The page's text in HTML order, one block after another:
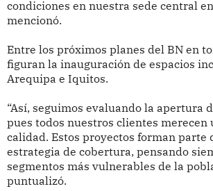
condiciones en nuestra sede central
mencionó.
Entre los próximos planes del BN en
figuran la inauguración de espacios
Arequipa e Iquitos.
“Así, seguimos evaluando la apertura
pues todos nuestros clientes merecen
calidad. Estos proyectos forman parte
estrategia de cobertura, pensando
segmentos más vulnerables de la
puntualizó.